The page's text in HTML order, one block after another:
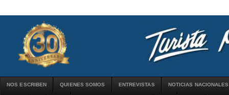
NOS ESCRIBEN QUIENES SOMOS ENTREVISTAS NOTICIAS NACIONALES